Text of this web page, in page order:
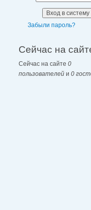
Забыли пароль?
Сейчас на
Сейчас на сайте 0
пользователей и 0